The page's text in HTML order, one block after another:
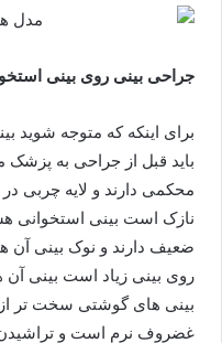
جراحی بینی روی بینی
برای اینکه که متوجه شوید
باید قبل از جراحی به
محکمی دارند و لایه چربی
نازک است بینی استخوانی
ضعیف دارند و نوک بینی آن
روی بینی زیاد است بینی
بینی های گوشتی سخت تر
غضروف نرم است و